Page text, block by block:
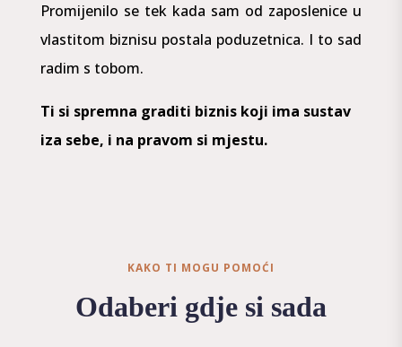
Promijenilo se tek kada sam od zaposlenice u
vlastitom biznisu postala poduzetnica. I to sad
radim s tobom.
Ti si spremna graditi biznis koji ima sustav
iza sebe, i na pravom si mjestu.
KAKO TI MOGU POMOĆI
Odaberi gdje si sada